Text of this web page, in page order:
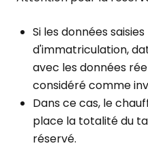
Si les données
d'immatriculation,
avec les données
considéré comme
Dans ce cas, le
place la totalité du
réservé.